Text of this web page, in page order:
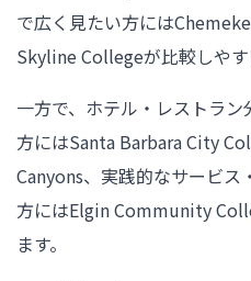
で広く見たい方には
Skyline Collegeが比較しやす
一方で、ホテル・レストラ
方にはSanta Barbara City
Canyons、実践的なサービ
方にはElgin Community
ます。